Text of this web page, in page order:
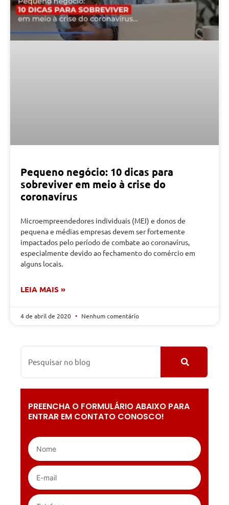
Pequeno negócio: 10 dicas para
sobreviver em meio à crise do
coronavírus
Microempreendedores individuais (MEI) e donos de
pequena e médias empresas devem ser fortemente
impactados pelo período de combate ao coronavírus,
especialmente devido ao fechamento do comércio em
alguns locais.
LEIA MAIS »
4 de abril de 2020 Nenhum comentário
PREENCHA O FORMULÁRIO ABAIXO PARA
ENTRAR EM CONTATO CONOSCO!